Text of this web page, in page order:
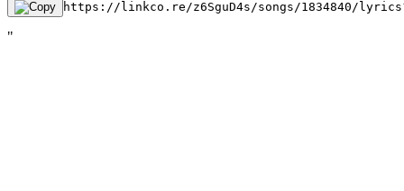
https://linkco.re/z6SguD4s/songs/1834840/
"